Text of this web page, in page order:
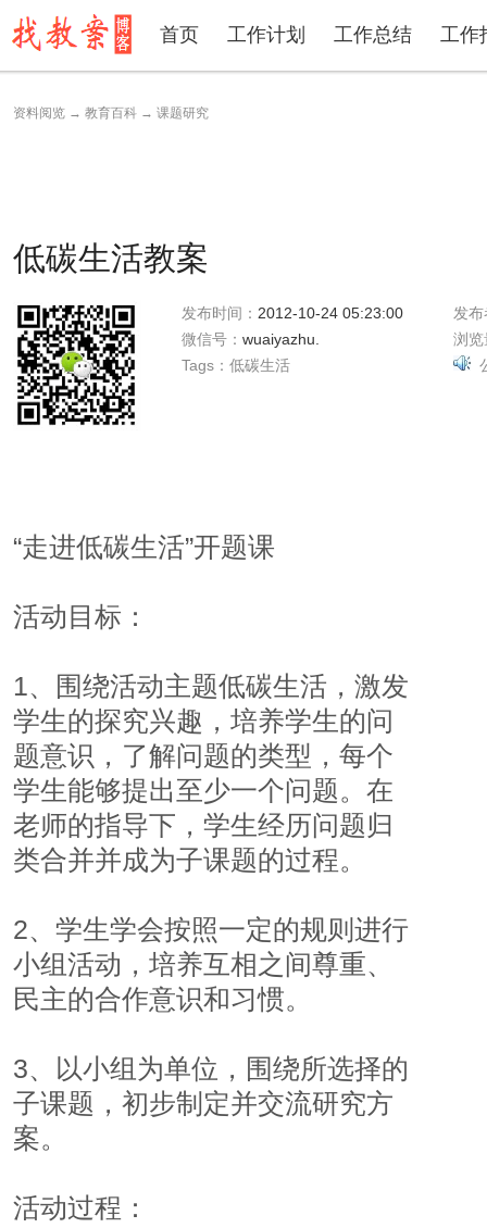
首页 工作计划 工作总结 工作
资料阅览 → 教育百科 → 课题研究
低碳生活教案
发布时间： 2012-10-24 05:23:00
发
微信号： wuaiyazhu.
浏览
Tags： 低碳生活
“走进低碳生活”开题课
活动目标：
1、围绕活动主题低碳生活，激发
学生的探究兴趣，培养学生的问
题意识，了解问题的类型，每个
学生能够提出至少一个问题。在
老师的指导下，学生经历问题归
类合并并成为子课题的过程。
2、学生学会按照一定的规则进行
小组活动，培养互相之间尊重、
民主的合作意识和习惯。
3、以小组为单位，围绕所选择的
子课题，初步制定并交流研究方
案。
活动过程：